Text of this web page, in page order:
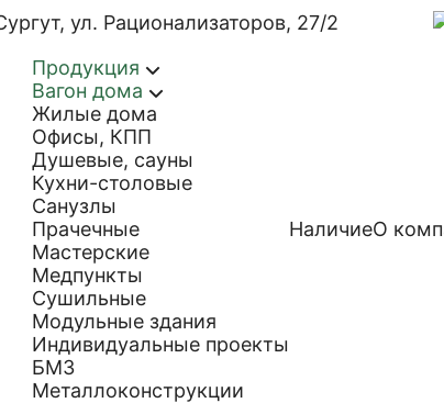
ул. Рационализаторов, 27/2
Продукция
Вагон дома
Жилые дома
Офисы, КПП
Душевые, сауны
Кухни-столовые
Санузлы
Прачечные
Мастерские
Медпункты
Сушильные
Модульные здания
Индивидуальные проекты
БМЗ
Металлоконструкции
НаличиеО